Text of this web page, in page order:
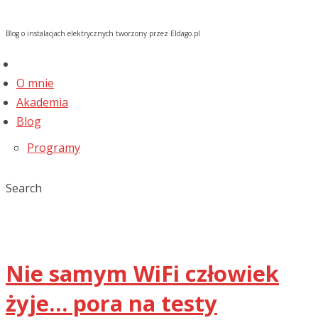
Blog o instalacjach elektrycznych tworzony przez Eldago.pl
O mnie
Akademia
Blog
Programy
Search
Nie samym WiFi człowiek
żyje… pora na testy